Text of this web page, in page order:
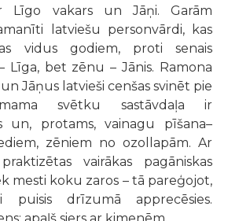
Līgo vakars un Jāņi. Garām
latviešu personvārdi, kas
vidus godiem, proti senais
Līga, bet zēnu – Jānis. Ramona
Jāņus latvieši cenšas svinēt pie
svētku sastāvdaļa ir
un, protams, vainagu pīšana–
zēniem no ozollapām. Ar
vairākas pagāniskas
mesti koku zaros – tā pareģojot,
drīzumā apprecēsies.